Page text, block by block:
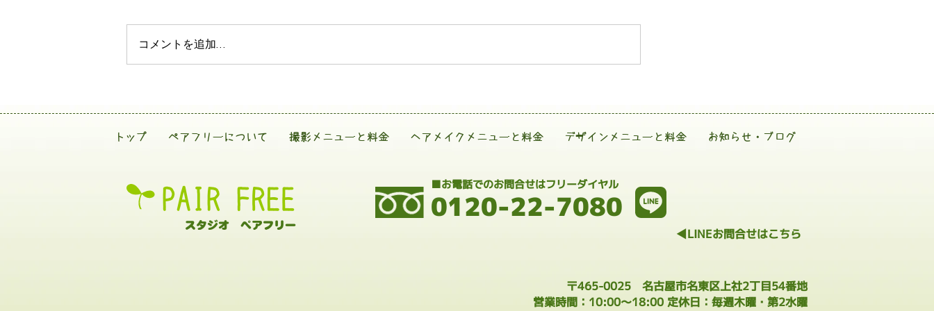
コメントを追加…
トップ ペアフリーについて 撮影メニューと料金 ヘアメイクメニューと料金 デザインメニューと料金 お知らせ・ブログ
0120-22-7080
■お電話でのお問合せはフリーダイヤル
◀LINEお問合せはこちら
〒465-0025 名古屋市名東区上社2丁目54番地
営業時間：10:00～18:00 定休日：毎週木曜・第2水曜